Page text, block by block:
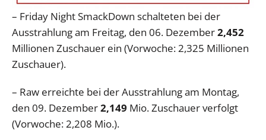
– Friday Night SmackDown schalteten bei der
Ausstrahlung am Freitag, den 06. Dezember2,452
Millionen Zuschauer ein (Vorwoche: 2,325 Millionen
Zuschauer).
– Raw erreichte bei der Ausstrahlung am Montag,
den 09. Dezember2,149 Mio. Zuschauer verfolgt
(Vorwoche: 2,208 Mio.).